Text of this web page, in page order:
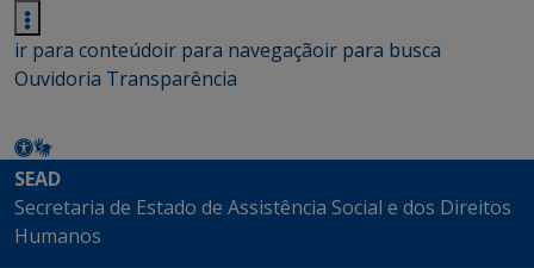
ir para conteúdoir para navegaçãoir para busca
Ouvidoria Transparência
SEAD
Secretaria de Estado de Assistência Social e dos Direitos
Humanos